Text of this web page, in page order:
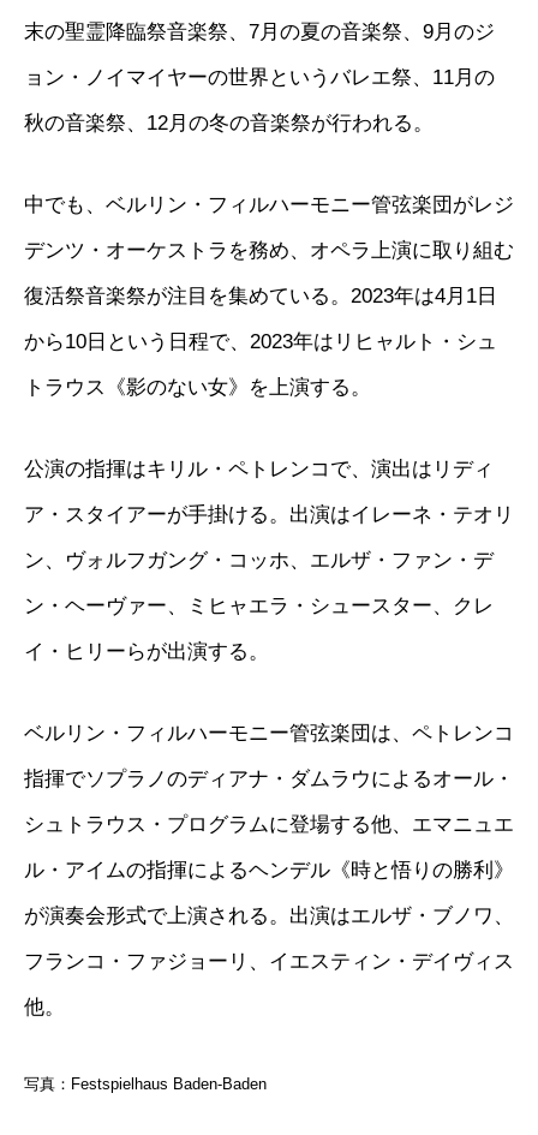
末の聖霊降臨祭音楽祭、7月の夏の音楽祭、9月のジ
ョン・ノイマイヤーの世界というバレエ祭、11月の
秋の音楽祭、12月の冬の音楽祭が行われる。
中でも、ベルリン・フィルハーモニー管弦楽団がレジ
デンツ・オーケストラを務め、オペラ上演に取り組む
復活祭音楽祭が注目を集めている。2023年は4月1日
から10日という日程で、2023年はリヒャルト・シュ
トラウス《影のない女》を上演する。
公演の指揮はキリル・ペトレンコで、演出はリディ
ア・スタイアーが手掛ける。出演はイレーネ・テオリ
ン、ヴォルフガング・コッホ、エルザ・ファン・デ
ン・ヘーヴァー、ミヒャエラ・シュースター、クレ
イ・ヒリーらが出演する。
ベルリン・フィルハーモニー管弦楽団は、ペトレンコ
指揮でソプラノのディアナ・ダムラウによるオール・
シュトラウス・プログラムに登場する他、エマニュエ
ル・アイムの指揮によるヘンデル《時と悟りの勝利》
が演奏会形式で上演される。出演はエルザ・ブノワ、
フランコ・ファジョーリ、イエスティン・デイヴィス
他。
写真：Festspielhaus Baden-Baden